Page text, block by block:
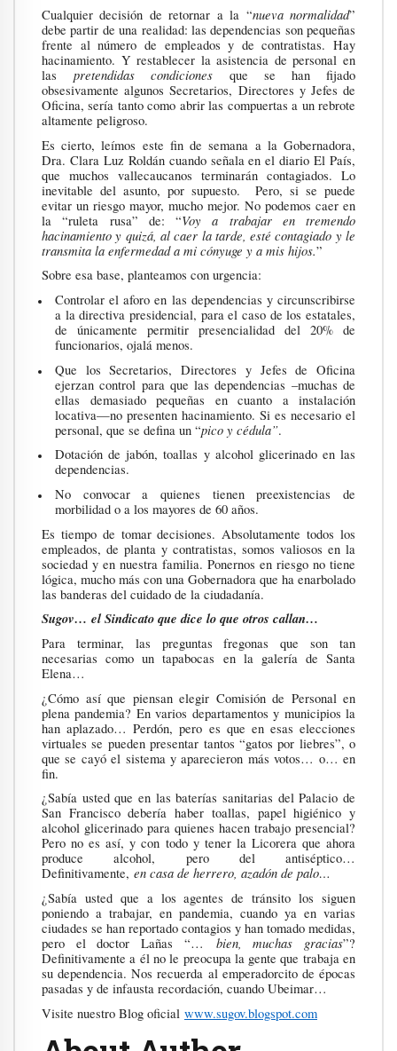
Cualquier decisión de retornar a la “nueva normalidad”
debe partir de una realidad: las dependencias son pequeñas
frente al número de empleados y de contratistas. Hay
hacinamiento. Y restablecer la asistencia de personal en
las pretendidas condiciones que se han fijado
obsesivamente algunos Secretarios, Directores y Jefes de
Oficina, sería tanto como abrir las compuertas a un rebrote
altamente peligroso.
Es cierto, leímos este fin de semana a la Gobernadora,
Dra. Clara Luz Roldán cuando señala en el diario El País,
que muchos vallecaucanos terminarán contagiados. Lo
inevitable del asunto, por supuesto. Pero, si se puede
evitar un riesgo mayor, mucho mejor. No podemos caer en
la “ruleta rusa” de: “Voy a trabajar en tremendo
hacinamiento y quizá, al caer la tarde, esté contagiado y le
transmita la enfermedad a mi cónyuge y a mis hijos.”
Sobre esa base, planteamos con urgencia:
Controlar el aforo en las dependencias y circunscribirse
a la directiva presidencial, para el caso de los estatales,
de únicamente permitir presencialidad del 20% de
funcionarios, ojalá menos.
Que los Secretarios, Directores y Jefes de Oficina
ejerzan control para que las dependencias –muchas de
ellas demasiado pequeñas en cuanto a instalación
locativa—no presenten hacinamiento. Si es necesario el
personal, que se defina un “pico y cédula”.
Dotación de jabón, toallas y alcohol glicerinado en las
dependencias.
No convocar a quienes tienen preexistencias de
morbilidad o a los mayores de 60 años.
Es tiempo de tomar decisiones. Absolutamente todos los
empleados, de planta y contratistas, somos valiosos en la
sociedad y en nuestra familia. Ponernos en riesgo no tiene
lógica, mucho más con una Gobernadora que ha enarbolado
las banderas del cuidado de la ciudadanía.
Sugov… el Sindicato que dice lo que otros callan…
Para terminar, las preguntas fregonas que son tan
necesarias como un tapabocas en la galería de Santa
Elena…
¿Cómo así que piensan elegir Comisión de Personal en
plena pandemia? En varios departamentos y municipios la
han aplazado… Perdón, pero es que en esas elecciones
virtuales se pueden presentar tantos “gatos por liebres”, o
que se cayó el sistema y aparecieron más votos… o… en
fin.
¿Sabía usted que en las baterías sanitarias del Palacio de
San Francisco debería haber toallas, papel higiénico y
alcohol glicerinado para quienes hacen trabajo presencial?
Pero no es así, y con todo y tener la Licorera que ahora
produce alcohol, pero del antiséptico…
Definitivamente, en casa de herrero, azadón de palo…
¿Sabía usted que a los agentes de tránsito los siguen
poniendo a trabajar, en pandemia, cuando ya en varias
ciudades se han reportado contagios y han tomado medidas,
pero el doctor Lañas “… bien, muchas gracias”?
Definitivamente a él no le preocupa la gente que trabaja en
su dependencia. Nos recuerda al emperadorcito de épocas
pasadas y de infausta recordación, cuando Ubeimar…
Visite nuestro Blog oficial www.sugov.blogspot.com